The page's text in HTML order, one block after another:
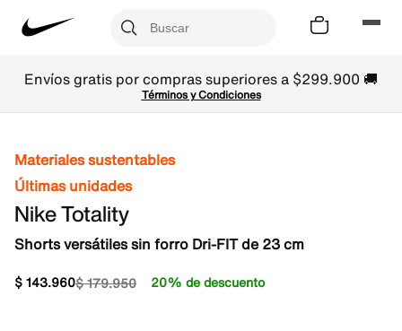
Envíos gratis por compras superiores a $299.900 🚚
Términos y Condiciones
Materiales sustentables
Últimas unidades
Nike Totality
Shorts versátiles sin forro Dri-FIT de 23 cm
$179.950
$143.960 20% de descuento